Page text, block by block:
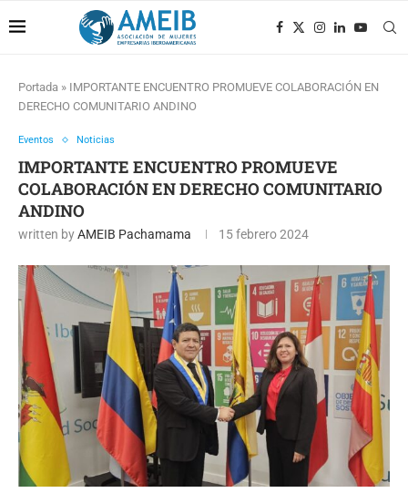
Portada » IMPORTANTE ENCUENTRO PROMUEVE COLABORACIÓN EN
DERECHO COMUNITARIO ANDINO
Eventos Noticias
IMPORTANTE ENCUENTRO PROMUEVE
COLABORACIÓN EN DERECHO COMUNITARIO
ANDINO
written byAMEIB Pachamama 15 febrero 2024